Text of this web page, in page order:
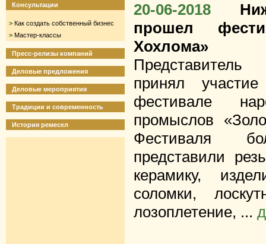
Консультации
> Как создать собственный бизнес
> Мастер-классы
Пресс-релизы компаний
Деловые предложения
Деловые мероприятия
Традиции и современность
История ремесел
20-06-2018
прошел
Хохлома»
принял
фестивале
промыслов
Фестиваля
представили
керамику,
соломки,
лозоплетение, ...